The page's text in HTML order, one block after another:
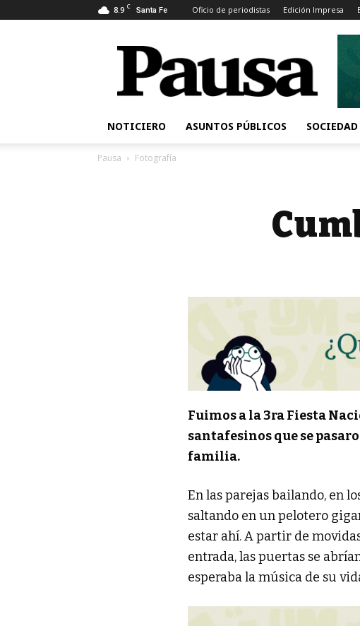
8.9 C Santa Fe Oficio de periodistas Edición Impresa
Pausa
NOTICIERO ASUNTOS PÚBLICOS SOCIEDAD
Pausa Fotografía
Fuimos a la 3ra Fiesta
santafesinos que se
familia.
En las parejas bailando, en
saltando en un pelotero
estar ahí. A partir de
entrada, las puertas se
esperaba la música de su